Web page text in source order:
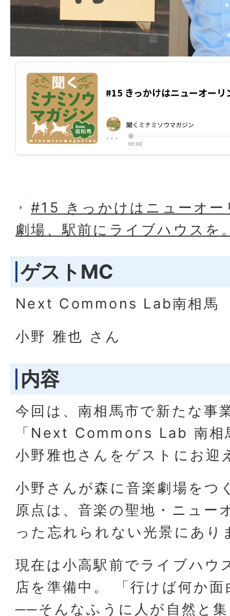
#15 きっかけはニューオー
劇場、駅前にライブハウスを
ゲストMC
Next Commons Lab南相馬
小野 雅也 さん
内容
今回は、南相馬市で新たな事
「Next Commons Lab 南相
小野雅也さんをゲストにお迎
小野さんが森に音楽劇場をつ
原点は、音楽の聖地・ニュー
った忘れられない光景にあり
現在は小高駅前でライブハウ
店を準備中。 「行けば何か
──そんなふうに人が自然と